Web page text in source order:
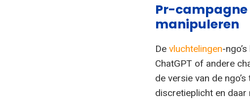
Pr-campagne
manipuleren
De vluchtelingen-
ChatGPT of andere
de versie van de
discretieplicht en daar